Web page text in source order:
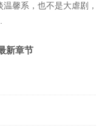
馨系，也不是大虐剧，
新章节